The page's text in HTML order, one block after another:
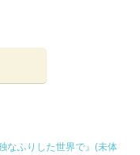
独なふりした世界で』(未体